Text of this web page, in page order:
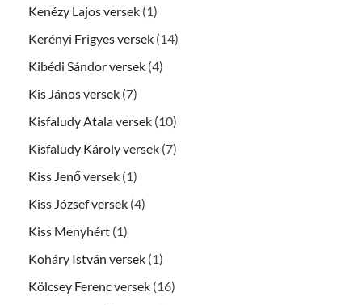
Kenézy Lajos versek (1)
Kerényi Frigyes versek (14)
Kibédi Sándor versek (4)
Kis János versek (7)
Kisfaludy Atala versek (10)
Kisfaludy Károly versek (7)
Kiss Jenő versek (1)
Kiss József versek (4)
Kiss Menyhért (1)
Koháry István versek (1)
Kölcsey Ferenc versek (16)